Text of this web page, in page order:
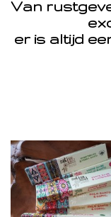
Van
er is altijd